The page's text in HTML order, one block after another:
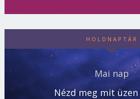
HOLDNAPTÁR
Mai nap
Nézd meg mit üzen